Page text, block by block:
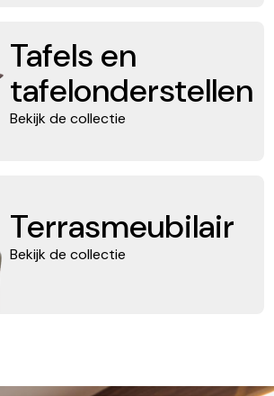
Tafels en
tafelonderstellen
Bekijk de collectie
Terrasmeubilair
Bekijk de collectie